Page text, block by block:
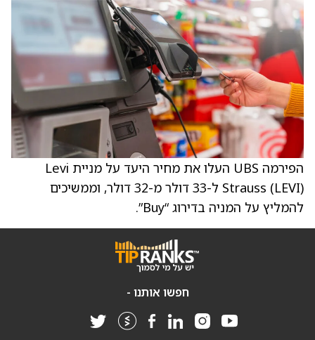
הפירמה UBS העלו את מחיר היעד על מניית Levi
Strauss (LEVI) ל-33 דולר מ-32 דולר, וממשיכים
להמליץ על המניה בדירוג “Buy”.
חפשו אותנו -